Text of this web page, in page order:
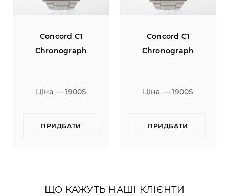
Concord C1
Chronograph
Ціна — 1900$
ПРИДБАТИ
Concord C1
Chronograph
Ціна — 1900$
ПРИДБАТИ
ЩО КАЖУТЬ НАШІ КЛІЄНТИ